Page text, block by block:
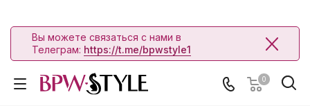
Вы можете связаться с нами в
Телеграм: https://t.me/bpwstyle1
0